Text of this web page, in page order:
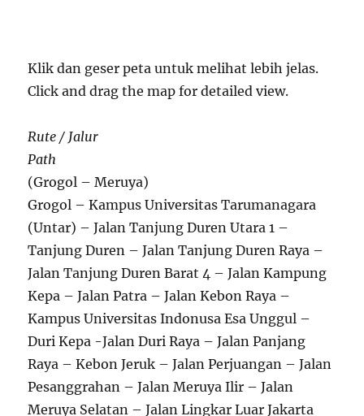
Klik dan geser peta untuk melihat lebih jelas.
Click and drag the map for detailed view.
Rute / Jalur
Path
(Grogol – Meruya)
Grogol – Kampus Universitas Tarumanagara
(Untar) – Jalan Tanjung Duren Utara 1 –
Tanjung Duren – Jalan Tanjung Duren Raya –
Jalan Tanjung Duren Barat 4 – Jalan Kampung
Kepa – Jalan Patra – Jalan Kebon Raya –
Kampus Universitas Indonusa Esa Unggul –
Duri Kepa -Jalan Duri Raya – Jalan Panjang
Raya – Kebon Jeruk – Jalan Perjuangan – Jalan
Pesanggrahan – Jalan Meruya Ilir – Jalan
Meruya Selatan – Jalan Lingkar Luar Jakarta